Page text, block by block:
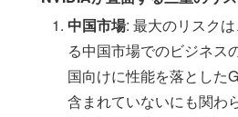
中国市場: 最大のリスク
る中国市場でのビジネス
国向けに性能を落とした
含まれていないにも関わ